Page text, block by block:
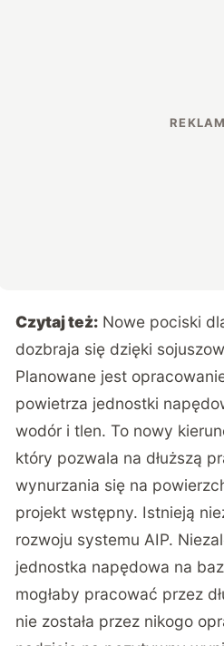
Czytaj też: Nowe pociski
dozbraja się dzięki
Planowane jest
powietrza jednostki
wodór i tlen. To nowy
który pozwala na dłuższą
wynurzania się na
projekt wstępny. Istnieją
rozwoju systemu AIP.
jednostka napędowa na
mogłaby pracować przez
nie została przez nikogo